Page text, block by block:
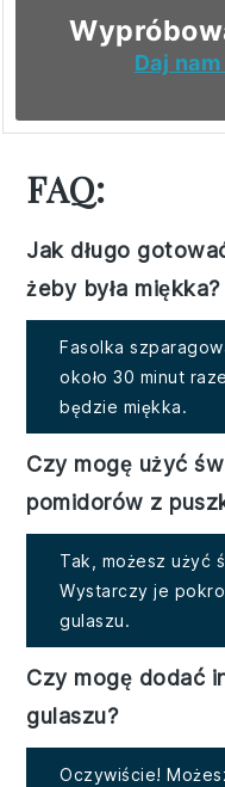
Daj
FAQ:
Jak długo
żeby była miękka?
Fasolka
około 30 minut
będzie miękka.
Czy mogę użyć
pomidorów z
Tak, możesz użyć
Wystarczy je
gulaszu.
Czy mogę dodać
gulaszu?
Oczywiście!